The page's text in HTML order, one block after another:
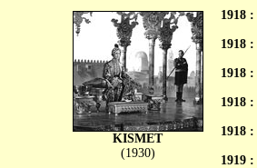
KISMET
(1930)
1918 :
1918 :
1918 :
1918 :
1918 :
1919 :